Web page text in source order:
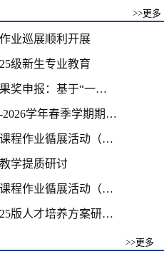
>>更多
业巡展顺利开展
级新生专业教育
第十届高等教育省级教学成果奖申报：基于“一核两翼三融合”地方高校纺织卓越创新人才培养模式改革与实践
服装设计与工程系召开2025-2026学年春季学期期末教学工作总结会
服装与服饰设计系举办优秀课程作业循展活动（第六期)
学提质研讨
服装与服饰设计系举办优秀课程作业循展活动（第四期） 青大纺织服装学院
服装设计与工程专业召开2025版人才培养方案研讨会
>>更多